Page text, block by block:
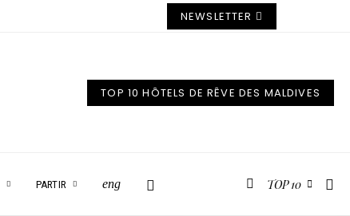
NEWSLETTER
TOP 10 HÔTELS DE RÊVE DES MALDIVES
PARTIR eng TOP 10